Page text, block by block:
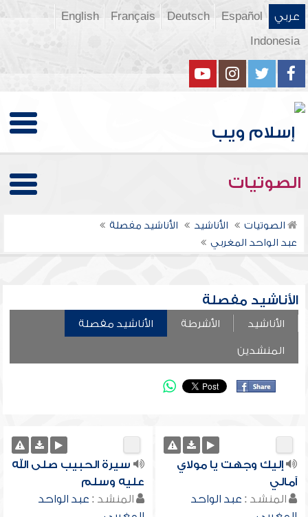
عربي Español
Deutsch
Français
English
Indonesia
الصوتيات
الصوتيات الأناشيد
الأناشيد مفصلة
عبد الواحد المغربي
الأناشيد مفصلة
الأناشيد الأشرطة الأناشيد مفصلة
المنشدين
إليك وجهت يا مولاي
آمالي
المنشد : عبد الواحد
سيرة الحبيب صلى الله
عليه وسلم
المنشد : عبد الواحد